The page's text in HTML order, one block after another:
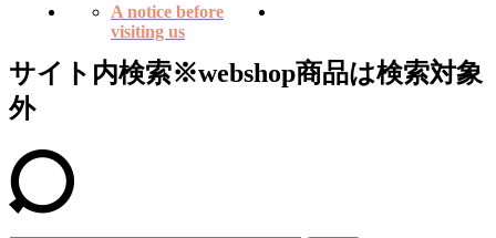
A notice before
visiting us
サイト内検索※webshop商品は検索対象
外